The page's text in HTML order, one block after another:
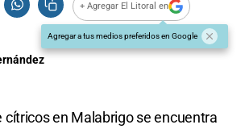
+ Agregar El Litoral en
Agregar a tus medios preferidos en Google
cítricos en Malabrigo se encuentra